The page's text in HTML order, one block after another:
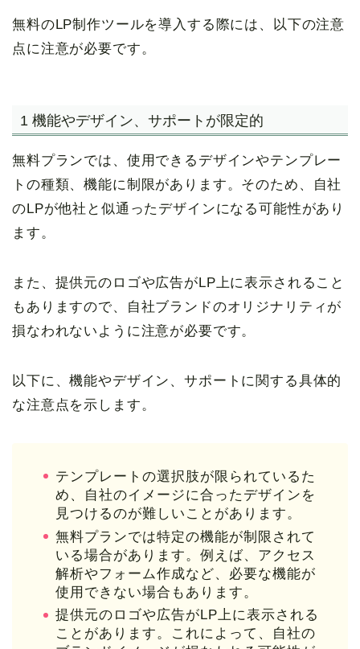
無料のLP制作ツールを導入する際には、以下の注意
点に注意が必要です。
1 機能やデザイン、サポートが限定的
無料プランでは、使用できるデザインやテンプレー
トの種類、機能に制限があります。そのため、自社
のLPが他社と似通ったデザインになる可能性があり
ます。
また、提供元のロゴや広告がLP上に表示されること
もありますので、自社ブランドのオリジナリティが
損なわれないように注意が必要です。
以下に、機能やデザイン、サポートに関する具体的
な注意点を示します。
テンプレートの選択肢が限られているた
め、自社のイメージに合ったデザインを
見つけるのが難しいことがあります。
無料プランでは特定の機能が制限されて
いる場合があります。例えば、アクセス
解析やフォーム作成など、必要な機能が
使用できない場合もあります。
提供元のロゴや広告がLP上に表示される
ことがあります。これによって、自社の